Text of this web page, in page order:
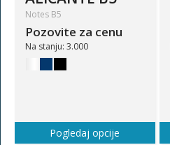
Notes B5
Pozovite za cenu
Na stanju: 3.000
Pogledaj opcije